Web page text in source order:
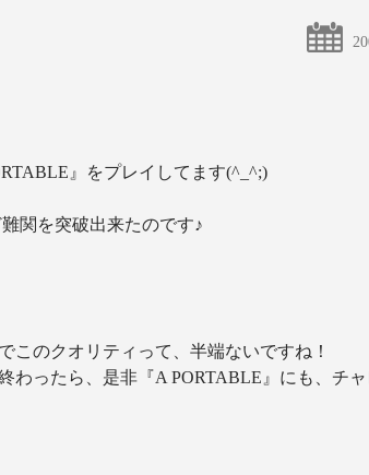
』をプレイしてます(^_^;)
関を突破出来たのです♪
このクオリティって、半端ないですね！
ったら、是非『A PORTABLE』にも、チ